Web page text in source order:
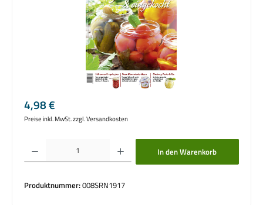
Regulärer Preis:
4,98 €
Preise inkl. MwSt. zzgl. Versandkosten
Produkt Anzahl: Gib den gewünschten Wert ein oder benutze die Schaltflächen um
In den Warenkorb
Produktnummer:008SRN1917